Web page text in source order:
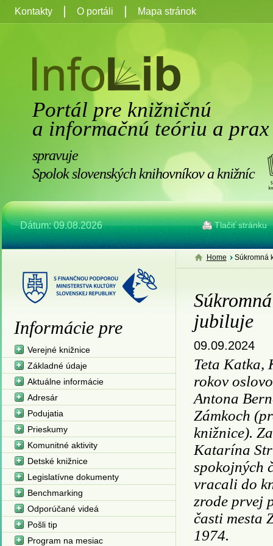
Portál pre knižničnú
a informačnú teóriu a prax
spravuje
Spolok slovenských knihovníkov a knižníc
Dátum: 09.08.2026 Tlačiť stránku
Kontakty O portáli Mapa stránok
Home Súkromná
jubiluje
09.09.2024
Teta Katka,
rokov
Antona
Zámkoch
knižnice).
Katarína
spokojných
vracali do
zrode prvej
časti mesta
1974.
Informácie pre
Verejné knižnice
Základné údaje
Aktuálne informácie
Adresár
Podujatia
Prieskumy
Komunitné aktivity
Detské knižnice
Legislatívne dokumenty
Benchmarking
Odporúčané videá
Pošli tip
Program na mesiac